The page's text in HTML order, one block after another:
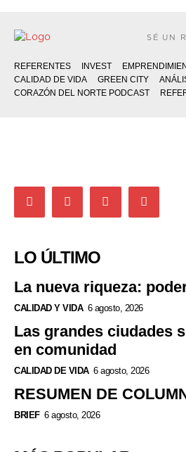
SÉ UN
REFERENTES INVEST
CALIDAD DE VIDA
GREEN CITY
CORAZÓN DEL NORTE PODCAST
LO ÚLTIMO
La nueva riqueza:
CALIDAD Y VIDA 6 agosto, 2026
Las grandes ciudades
en comunidad
CALIDAD DE VIDA 6 agosto, 2026
RESUMEN DE
BRIEF 6 agosto, 2026